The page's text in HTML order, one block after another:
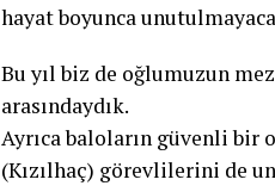
hayat boyunca
Bu yıl biz de oğlumuzun
arasındaydık.
Ayrıca baloların güvenli bir
(Kızılhaç) görevlilerini de